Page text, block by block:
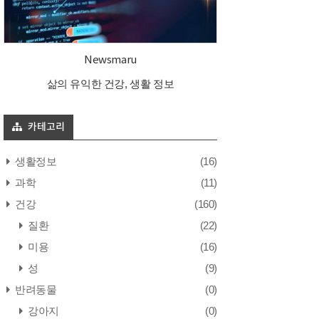
Newsmaru
삶의 유익한 건강, 생활 정보
카테고리
생활정보
(16)
과학
(11)
건강
(160)
질환
(22)
미용
(16)
성
(9)
반려동물
(0)
강아지
(0)